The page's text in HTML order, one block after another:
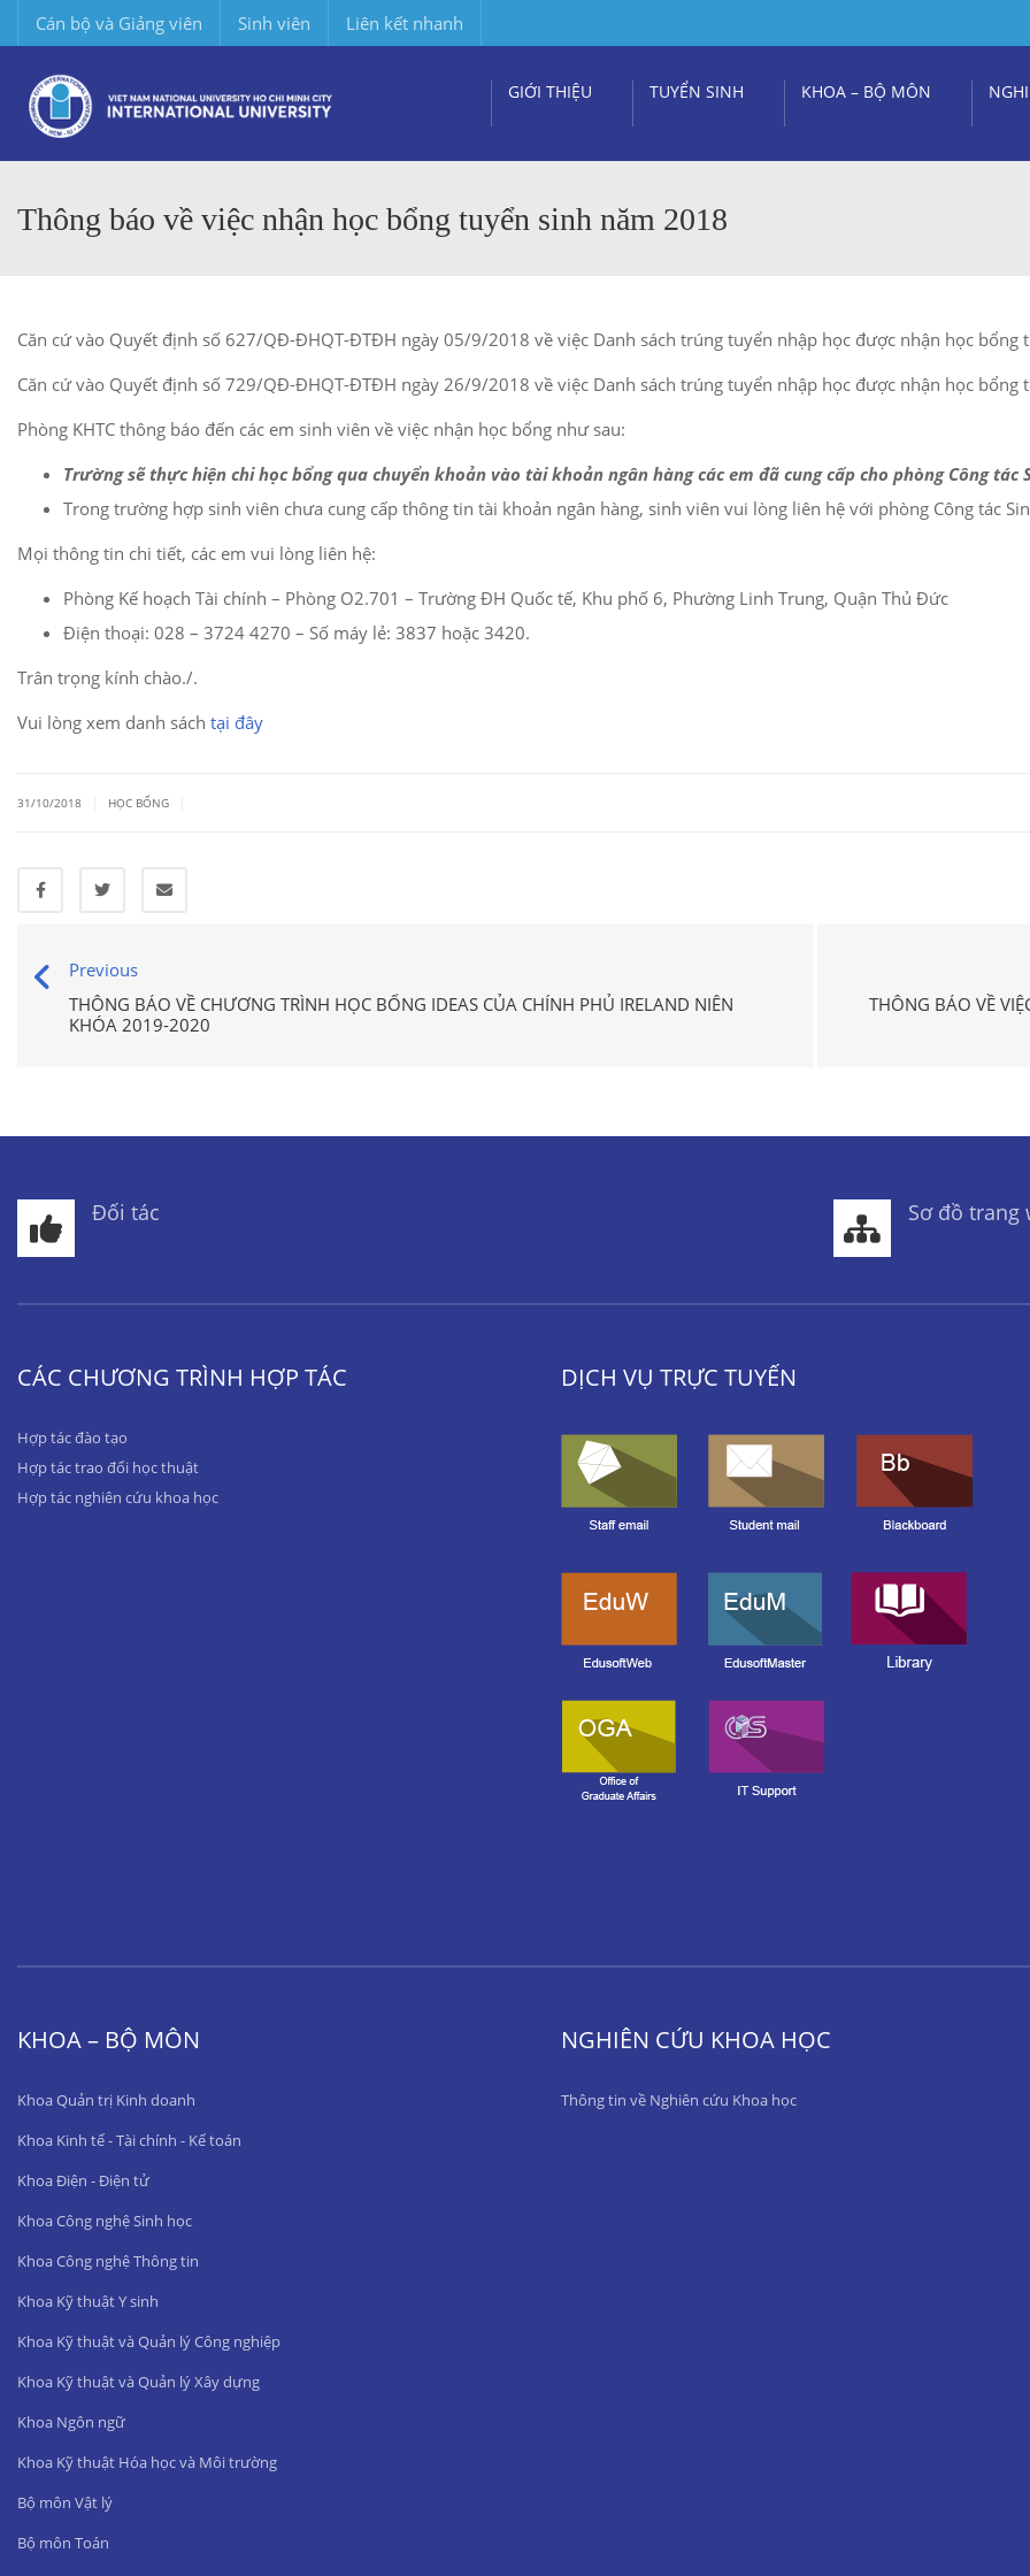
Cán bộ và Giảng viên Sinh viên Liên kết nhanh
GIỚI THIỆU TUYỂN SINH KHOA – BỘ MÔN
Thông báo về việc nhận học bổng tuyển sinh năm 2018
Căn cứ vào Quyết định số 627/QĐ-ĐHQT-ĐTĐH ngày 05/9/2018 về việc Danh sách trúng tuyển nhập học được nhận học bổng
Căn cứ vào Quyết định số 729/QĐ-ĐHQT-ĐTĐH ngày 26/9/2018 về việc Danh sách trúng tuyển nhập học được nhận học bổng
Phòng KHTC thông báo đến các em sinh viên về việc nhận học bổng như sau:
Trường sẽ thực hiện chi học bổng qua chuyển khoản vào tài khoản ngân hàng các em đã cung cấp cho phòng Công tác
Trong trường hợp sinh viên chưa cung cấp thông tin tài khoản ngân hàng, sinh viên vui lòng liên hệ với phòng Công tác
Mọi thông tin chi tiết, các em vui lòng liên hệ:
Phòng Kế hoạch Tài chính – Phòng O2.701 – Trường ĐH Quốc tế, Khu phố 6, Phường Linh Trung, Quận Thủ Đức
Điện thoại: 028 – 3724 4270 – Số máy lẻ: 3837 hoặc 3420.
Trân trọng kính chào./.
Vui lòng xem danh sách tại đây
31/10/2018 HỌC BỔNG
Previous
THÔNG BÁO VỀ CHƯƠNG TRÌNH HỌC BỔNG IDEAS CỦA CHÍNH PHỦ IRELAND NIÊN
KHÓA 2019-2020
THÔNG BÁO VỀ
Đối tác Sơ đồ trang
CÁC CHƯƠNG TRÌNH HỢP TÁC
Hợp tác đào tạo
Hợp tác trao đổi học thuật
Hợp tác nghiên cứu khoa học
DỊCH VỤ TRỰC TUYẾN
KHOA – BỘ MÔN
Khoa Quản trị Kinh doanh
Khoa Kinh tế - Tài chính - Kế toán
Khoa Điện - Điện tử
Khoa Công nghệ Sinh học
Khoa Công nghệ Thông tin
Khoa Kỹ thuật Y sinh
Khoa Kỹ thuật và Quản lý Công nghiệp
Khoa Kỹ thuật và Quản lý Xây dựng
Khoa Ngôn ngữ
Khoa Kỹ thuật Hóa học và Môi trường
Bộ môn Vật lý
Bộ môn Toán
NGHIÊN CỨU KHOA HỌC
Thông tin về Nghiên cứu Khoa học